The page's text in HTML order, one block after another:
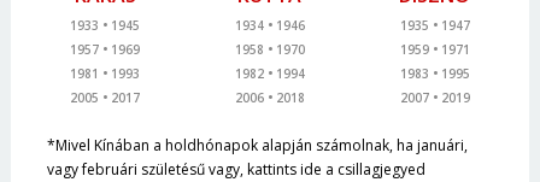
1933
1945
1957
1969
1981
1993
2005
2017
1934
1946
1958
1970
1982
1994
2006
2018
1935
1947
1959
1971
1983
1995
2007
2019
*Mivel Kínában a holdhónapok alapján számolnak, ha januári,
vagy februári születésű vagy, kattints ide a csillagjegyed